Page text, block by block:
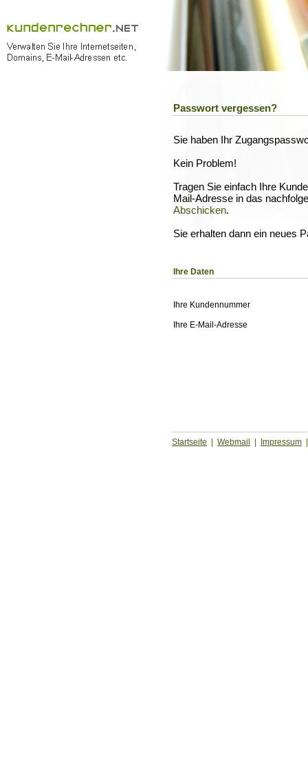
Passwort vergessen?
Sie haben Ihr
Kein Problem!
Tragen Sie einfach Ihre
Mail-Adresse in das
Abschicken.
Sie erhalten dann ein neues
Ihre Daten
Ihre Kundennummer
Ihre E-Mail-Adresse
Startseite Webmail Impressum